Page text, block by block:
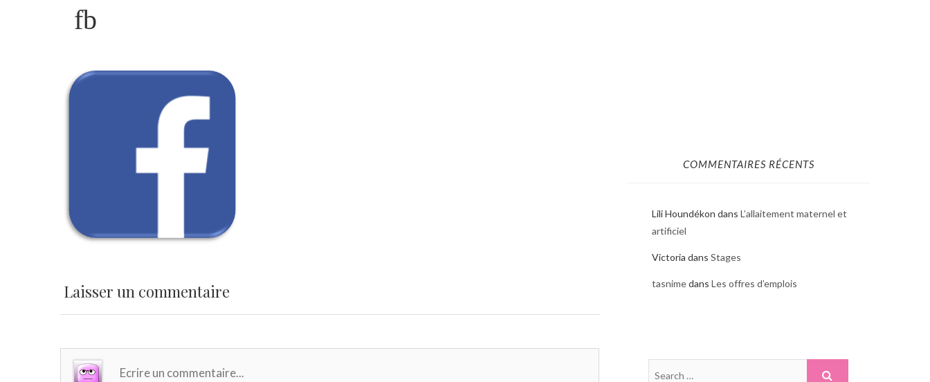
fb
Laisser un commentaire
COMMENTAIRES RÉCENTS
Lili Houndékon dans L’allaitement maternel et
artificiel
Victoria dans Stages
tasnimedans Les offres d’emplois